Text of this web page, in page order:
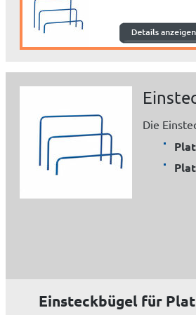
Die
Einsteckbügel für